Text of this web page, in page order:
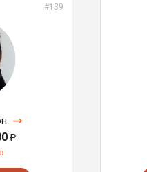
#139
₽